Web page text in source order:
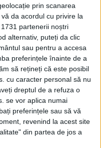
prin scanarea
da acordul cu privire la
partenerii noștri
alternativ, puteți da clic
sau pentru a accesa
preferințele înainte de a
să rețineți că este posibil
cu caracter personal să nu
dreptul de a refuza o
se vor aplica numai
preferințele sau să vă
revenind la acest site
din partea de jos a